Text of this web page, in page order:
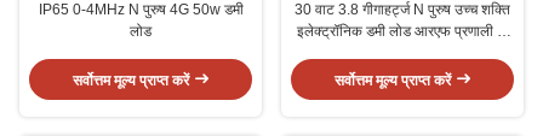
IP65 0-4MHz N पुरुष 4G 50w डमी
लोड
सर्वोत्तम मूल्य प्राप्त करें
30 वाट 3.8 गीगाहर्ट्ज N पुरुष उच्च शक्ति
इलेक्ट्रॉनिक डमी लोड आरएफ प्रणाली के
सर्वोत्तम मूल्य प्राप्त करें